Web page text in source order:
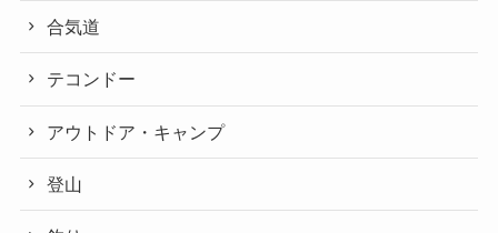
合気道
テコンドー
アウトドア・キャンプ
登山